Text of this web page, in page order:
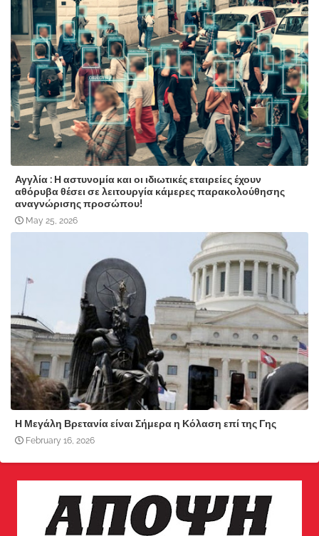
Αγγλία : Η αστυνομία και οι ιδιωτικές εταιρείες έχουν
αθόρυβα θέσει σε λειτουργία κάμερες παρακολούθησης
αναγνώρισης προσώπου!
May 25, 2026
Η Μεγάλη Βρετανία είναι Σήμερα η Κόλαση επί της Γης
February 16, 2026